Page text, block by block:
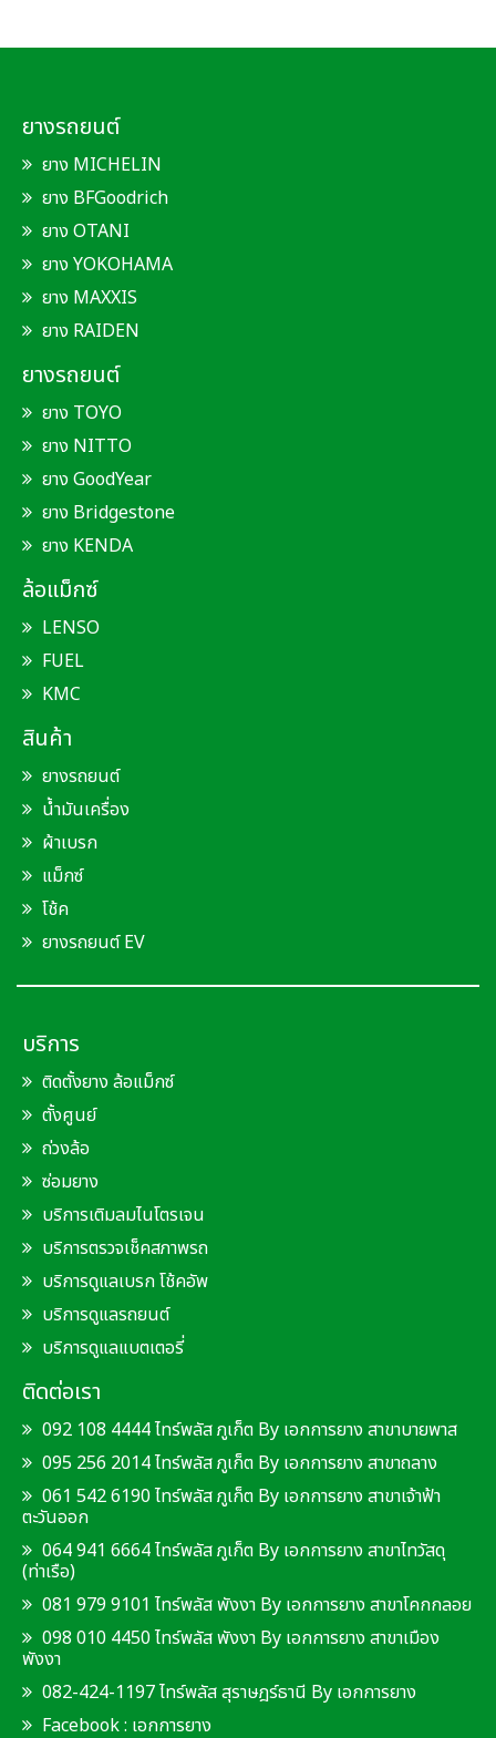
ยางรถยนต์
ยาง MICHELIN
ยาง BFGoodrich
ยาง OTANI
ยาง YOKOHAMA
ยาง MAXXIS
ยาง RAIDEN
ยางรถยนต์
ยาง TOYO
ยาง NITTO
ยาง GoodYear
ยาง Bridgestone
ยาง KENDA
ล้อแม็กซ์
LENSO
FUEL
KMC
สินค้า
ยางรถยนต์
น้ำมันเครื่อง
ผ้าเบรก
แม็กซ์
โช้ค
ยางรถยนต์ EV
บริการ
ติดตั้งยาง ล้อแม็กซ์
ตั้งศูนย์
ถ่วงล้อ
ซ่อมยาง
บริการเติมลมไนโตรเจน
บริการตรวจเช็คสภาพรถ
บริการดูแลเบรก โช้คอัพ
บริการดูแลรถยนต์
บริการดูแลแบตเตอรี่
ติดต่อเรา
092 108 4444 ไทร์พลัส ภูเก็ต By เอกการยาง สาขาบายพาส
095 256 2014 ไทร์พลัส ภูเก็ต By เอกการยาง สาขาถลาง
061 542 6190 ไทร์พลัส ภูเก็ต By เอกการยาง สาขาเจ้าฟ้า
ตะวันออก
064 941 6664 ไทร์พลัส ภูเก็ต By เอกการยาง สาขาไทวัสดุ
(ท่าเรือ)
081 979 9101 ไทร์พลัส พังงา By เอกการยาง สาขาโคกกลอย
098 010 4450 ไทร์พลัส พังงา By เอกการยาง สาขาเมือง
พังงา
082-424-1197 ไทร์พลัส สุราษฎร์ธานี By เอกการยาง
Facebook : เอกการยาง